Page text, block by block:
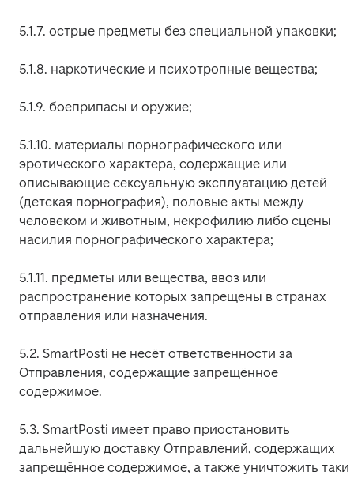
5.1.7. острые предметы без специальной упаковки;
5.1.8. наркотические и психотропные вещества;
5.1.9. боеприпасы и оружие;
5.1.10. материалы порнографического или
эротического характера, содержащие или
описывающие сексуальную эксплуатацию детей
(детская порнография), половые акты между
человеком и животным, некрофилию либо сцены
насилия порнографического характера;
5.1.11. предметы или вещества, ввоз или
распространение которых запрещены в странах
отправления или назначения.
5.2. SmartPosti не несёт ответственности за
Отправления, содержащие запрещённое
содержимое.
5.3. SmartPosti имеет право приостановить
дальнейшую доставку Отправлений, содержащих
запрещённое содержимое, а также уничтожить